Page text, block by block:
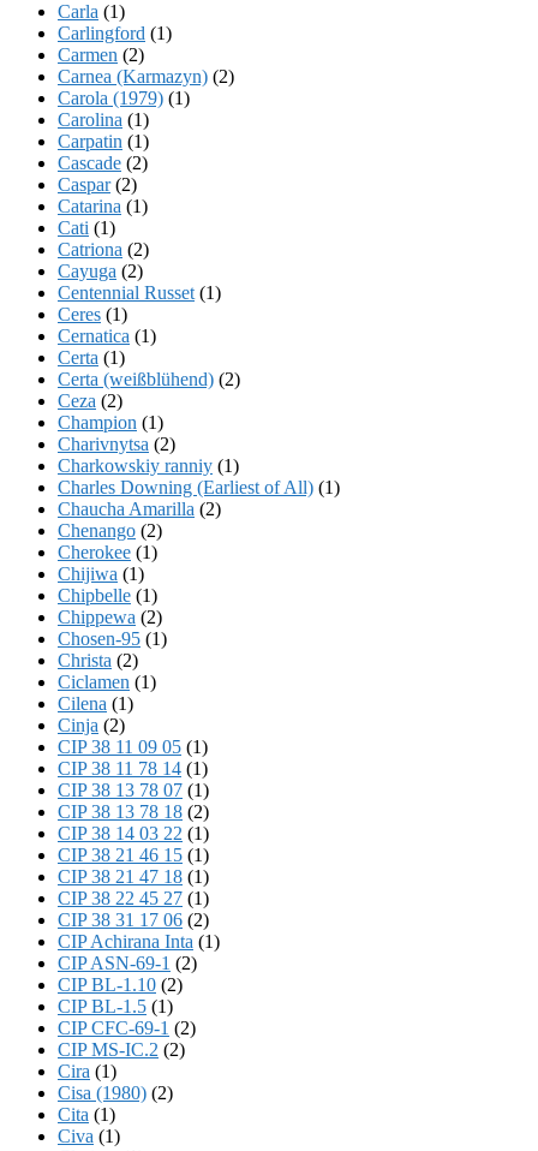
Carla (1)
Carlingford (1)
Carmen (2)
Carnea (Karmazyn) (2)
Carola (1979) (1)
Carolina (1)
Carpatin (1)
Cascade (2)
Caspar(2)
Catarina (1)
Cati (1)
Catriona (2)
Cayuga (2)
Centennial Russet (1)
Ceres (1)
Cernatica (1)
Certa (1)
Certa (weißblühend) (2)
Ceza (2)
Champion (1)
Charivnytsa (2)
Charkowskiy ranniy (1)
Charles Downing (Earliest of All) (1)
Chaucha Amarilla (2)
Chenango (2)
Cherokee (1)
Chijiwa (1)
Chipbelle (1)
Chippewa (2)
Chosen-95 (1)
Christa (2)
Ciclamen (1)
Cilena (1)
Cinja (2)
CIP 38 11 09 05 (1)
CIP 38 11 78 14 (1)
CIP 38 13 78 07 (1)
CIP 38 13 78 18 (2)
CIP 38 14 03 22 (1)
CIP 38 21 46 15 (1)
CIP 38 21 47 18 (1)
CIP 38 22 45 27 (1)
CIP 38 31 17 06 (2)
CIP Achirana Inta (1)
CIP ASN-69-1 (2)
CIP BL-1.10 (2)
CIP BL-1.5 (1)
CIP CFC-69-1 (2)
CIP MS-IC.2 (2)
Cira (1)
Cisa (1980) (2)
Cita (1)
Civa (1)